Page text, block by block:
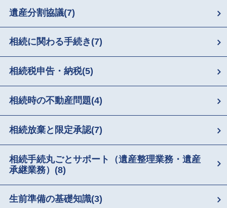
遺産分割協議(7)
相続に関わる手続き (7)
相続税申告・納税(5)
相続時の不動産問題(4)
相続放棄と限定承認(7)
相続手続丸ごとサポート（遺産整理業務・遺産
承継業務） (8)
生前準備の基礎知識(3)